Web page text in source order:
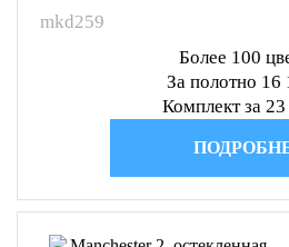
mkd259
Более 100
За полотно 16
Комплект за